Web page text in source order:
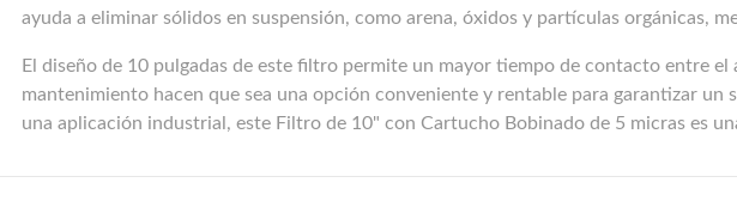
ayuda a eliminar sólidos en suspensión, como arena, óxidos y partículas orgánicas,
El diseño de 10 pulgadas de este filtro permite un mayor tiempo de contacto entre
mantenimiento hacen que sea una opción conveniente y rentable para garantizar
una aplicación industrial, este Filtro de 10" con Cartucho Bobinado de 5 micras es